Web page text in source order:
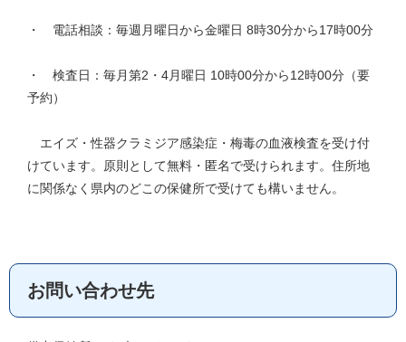
・ 電話相談：毎週月曜日から金曜日 8時30分から17時00分
・ 検査日：毎月第2・4月曜日 10時00分から12時00分（要
予約）
エイズ・性器クラミジア感染症・梅毒の血液検査を受け付
けています。原則として無料・匿名で受けられます。住所地
に関係なく県内のどこの保健所で受けても構いません。
お問い合わせ先